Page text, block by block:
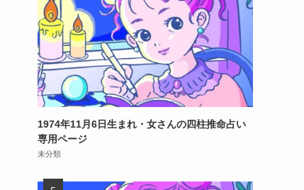
1974年11月6日生まれ・女さんの四柱推命占い
専用ページ
未分類